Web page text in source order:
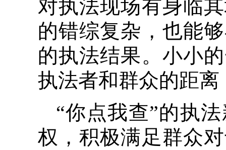
对执法现场有身临
的错综复杂，也能
的执法结果。小小
执法者和群众的距
“你点我查”的执
权，积极满足群众